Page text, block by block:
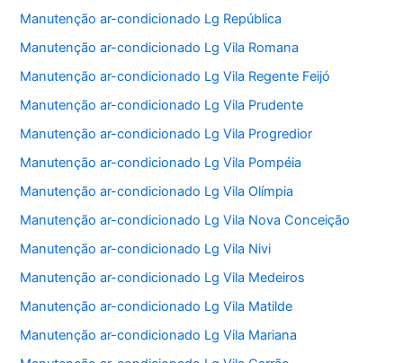
Manutenção ar-condicionado Lg República
Manutenção ar-condicionado Lg Vila Romana
Manutenção ar-condicionado Lg Vila Regente Feijó
Manutenção ar-condicionado Lg Vila Prudente
Manutenção ar-condicionado Lg Vila Progredior
Manutenção ar-condicionado Lg Vila Pompéia
Manutenção ar-condicionado Lg Vila Olímpia
Manutenção ar-condicionado Lg Vila Nova Conceição
Manutenção ar-condicionado Lg Vila Nivi
Manutenção ar-condicionado Lg Vila Medeiros
Manutenção ar-condicionado Lg Vila Matilde
Manutenção ar-condicionado Lg Vila Mariana